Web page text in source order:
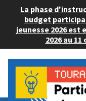
La phase
budget
jeunesse 2026 est
2026 au